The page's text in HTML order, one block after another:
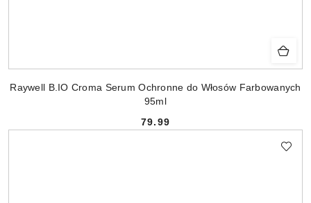
Raywell B.IO Croma Serum Ochronne do Włosów Farbowanych
95ml
Cena:
79.99